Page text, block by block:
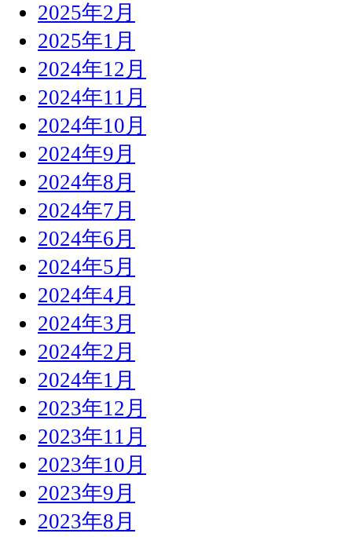
2025年2月
2025年1月
2024年12月
2024年11月
2024年10月
2024年9月
2024年8月
2024年7月
2024年6月
2024年5月
2024年4月
2024年3月
2024年2月
2024年1月
2023年12月
2023年11月
2023年10月
2023年9月
2023年8月